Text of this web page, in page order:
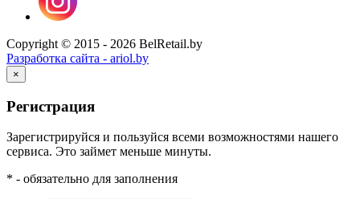
Copyright © 2015 - 2026 BelRetail.by
Разработка сайта - ariol.by
×
Регистрация
Зарегистрируйся и пользуйся всеми возможностями нашего
сервиса. Это займет меньше минуты.
* - обязательно для заполнения